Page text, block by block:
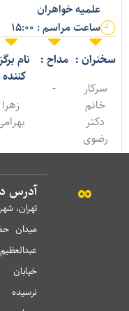
علمیه خواهران
ساعت مراسم : 15:00
:
سرکار
خانم
دکتر
رضوی
مداح : نام برگزار
کننده :
بهرامی
آدرس دفتر
تهران، شهر ری،
میدان حضرت
عبدالعظیم،
خیابان قم،
نرسیده به